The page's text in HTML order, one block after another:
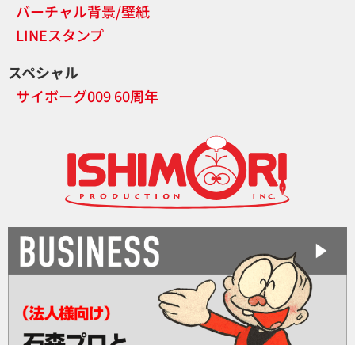
バーチャル背景/壁紙
LINEスタンプ
スペシャル
サイボーグ009 60周年